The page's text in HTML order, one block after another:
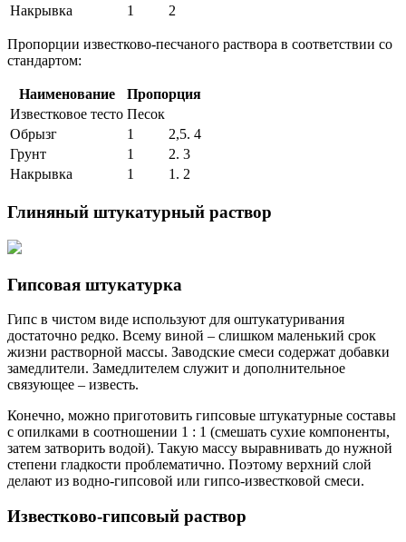
Накрывка
1 2
Пропорции известково-песчаного раствора в соответствии со
стандартом:
Наименование
Пропорция
Известковое тесто Песок
Обрызг
1
2,5. 4
Грунт
1
2. 3
Накрывка
1 1. 2
Глиняный штукатурный раствор
Гипсовая штукатурка
Гипс в чистом виде используют для оштукатуривания
достаточно редко. Всему виной – слишком маленький срок
жизни растворной массы. Заводские смеси содержат добавки
замедлители. Замедлителем служит и дополнительное
связующее – известь.
Конечно, можно приготовить гипсовые штукатурные составы
с опилками в соотношении 1 : 1 (смешать сухие компоненты,
затем затворить водой). Такую массу выравнивать до нужной
степени гладкости проблематично. Поэтому верхний слой
делают из водно-гипсовой или гипсо-известковой смеси.
Известково-гипсовый раствор